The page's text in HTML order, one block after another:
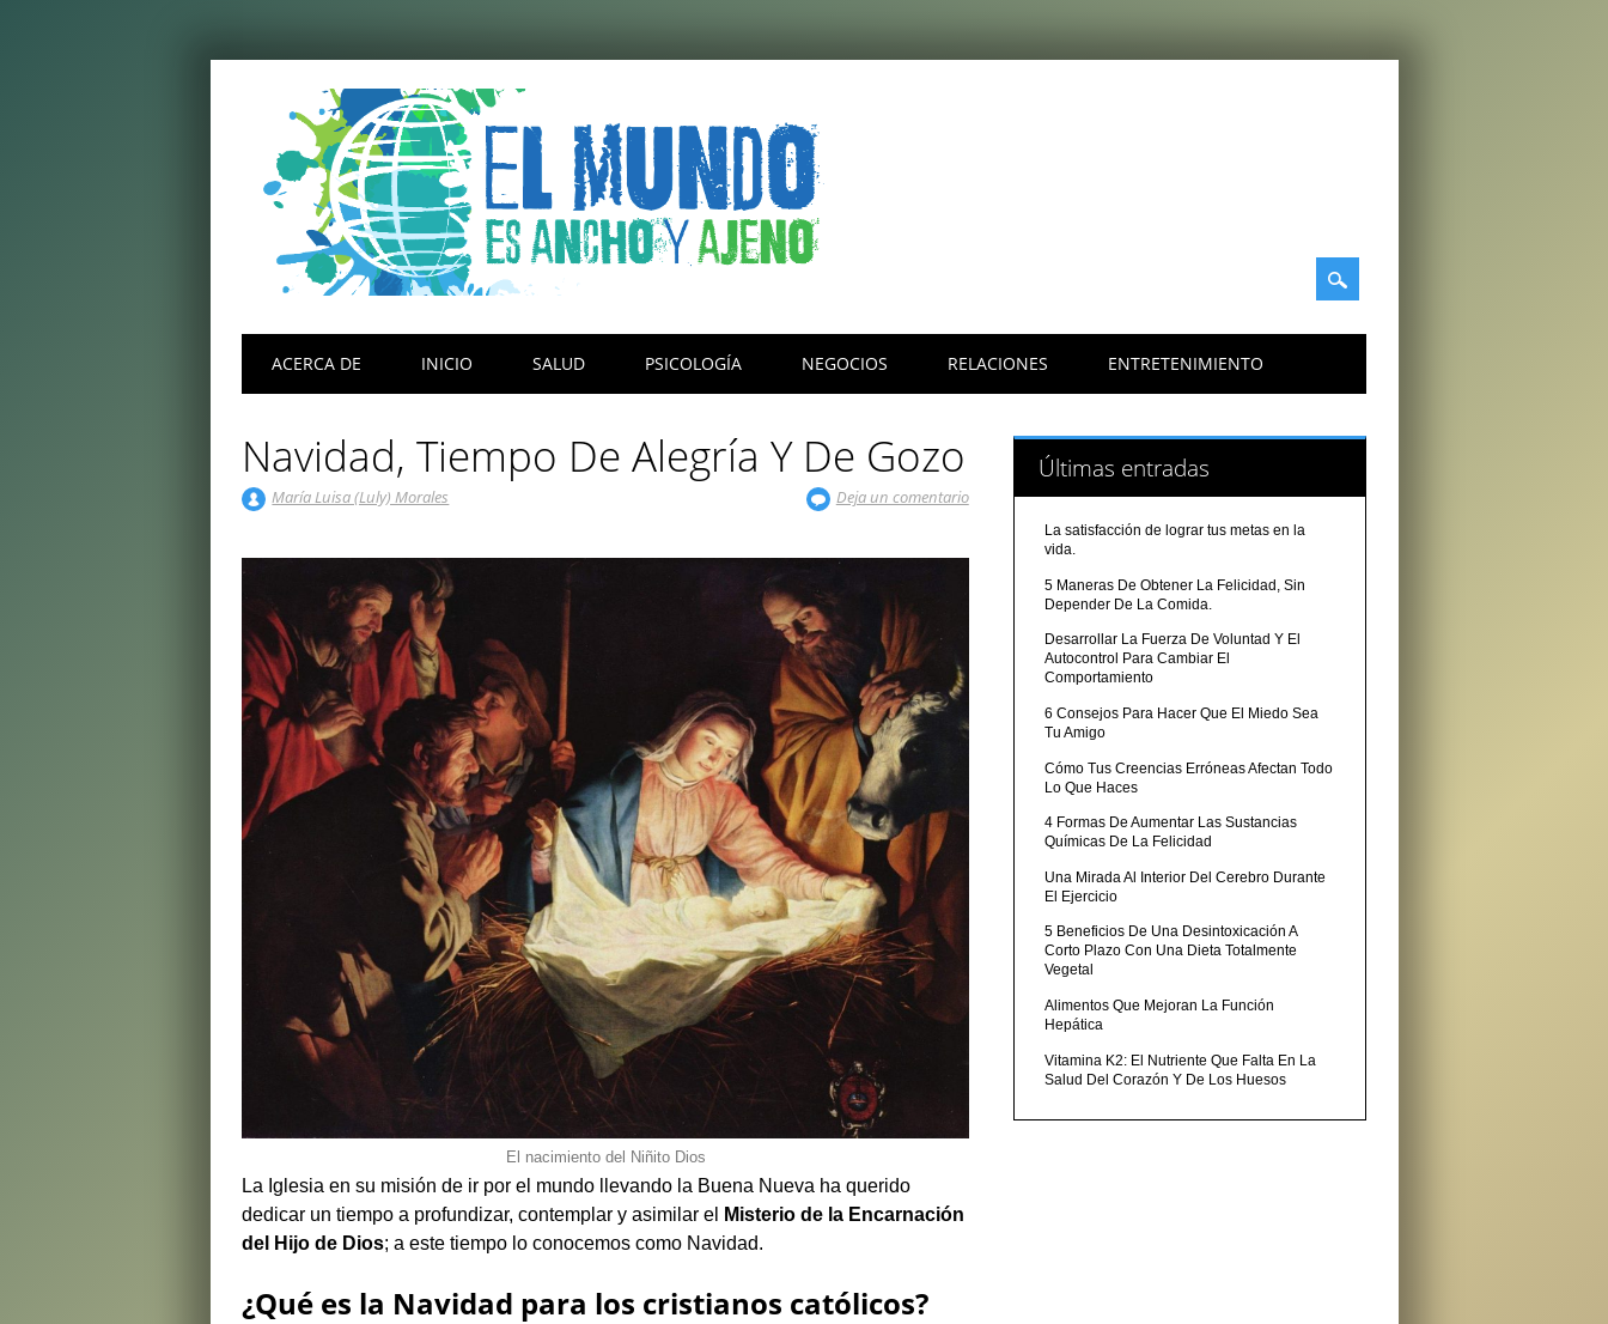
Menú principal
ACERCA DE INICIO SALUD PSICOLOGÍA NEGOCIOS RELACIONES ENTRETENIMIENTO
Navidad, Tiempo De Alegría Y De Gozo
María Luisa (Luly) Morales Deja un comentario
El nacimiento del Niñito Dios
La Iglesia en su misión de ir por el mundo llevando la Buena Nueva ha querido
dedicar un tiempo a profundizar, contemplar y asimilar el
Misterio de la Encarnación
del Hijo de Dios; a este tiempo lo conocemos como Navidad.
¿Qué es la Navidad para los cristianos católicos?
Últimas entradas
La satisfacción de lograr tus metas en la
vida.
5 Maneras De Obtener La Felicidad, Sin
Depender De La Comida.
Desarrollar La Fuerza De Voluntad Y El
Autocontrol Para Cambiar El
Comportamiento
6 Consejos Para Hacer Que El Miedo Sea
Tu Amigo
Cómo Tus Creencias Erróneas Afectan Todo
Lo Que Haces
4 Formas De Aumentar Las Sustancias
Químicas De La Felicidad
Una Mirada Al Interior Del Cerebro Durante
El Ejercicio
5 Beneficios De Una Desintoxicación A
Corto Plazo Con Una Dieta Totalmente
Vegetal
Alimentos Que Mejoran La Función
Hepática
Vitamina K2: El Nutriente Que Falta En La
Salud Del Corazón Y De Los Huesos